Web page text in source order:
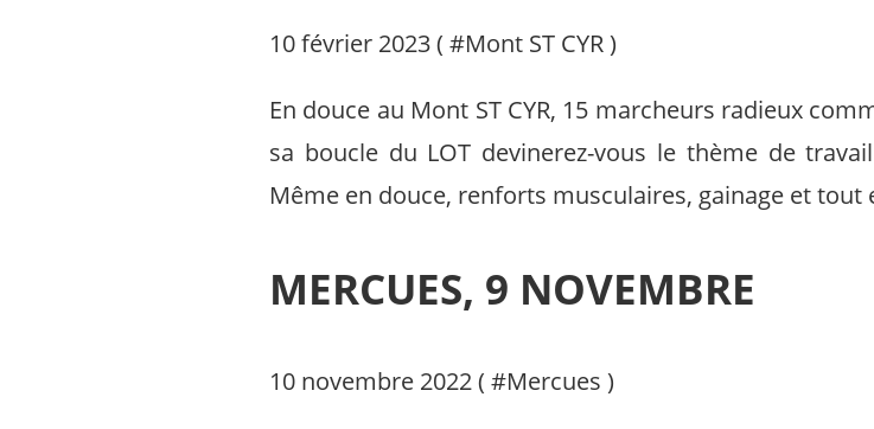
10 février 2023 ( #Mont ST CYR)
En douce au Mont ST CYR, 15 marcheurs radieux
sa boucle du LOT devinerez-vous le thème de
Même en douce, renforts musculaires, gainage et tout
MERCUES, 9 NOVEMBRE
10 novembre 2022 ( #Mercues )